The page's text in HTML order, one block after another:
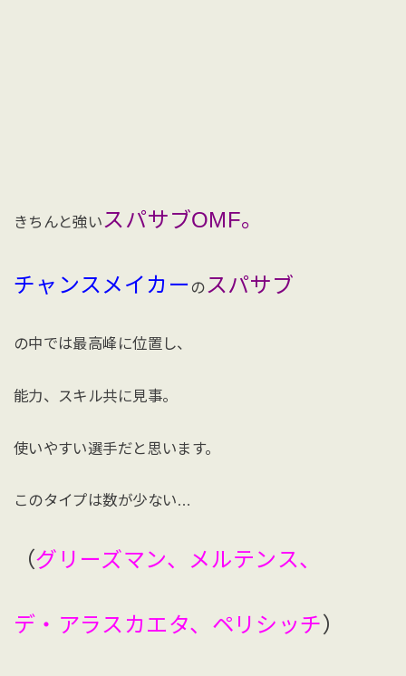
きちんと強いスパサブOMF。
チャンスメイカー のスパサブ
の中では最高峰に位置し、
能力、スキル共に見事。
使いやすい選手だと思います。
このタイプは数が少ない…
（グリーズマン、メルテンス、
デ・アラスカエタ、ペリシッチ）